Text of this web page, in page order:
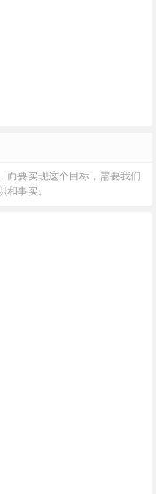
而要实现这个目标，需要我们
和事实。